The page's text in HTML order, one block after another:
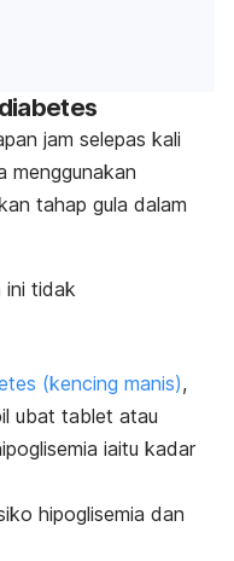
jam selepas kali
menggunakan
tahap gula dalam
ini tidak
(kencing manis),
ubat tablet atau
iaitu kadar
hipoglisemia dan